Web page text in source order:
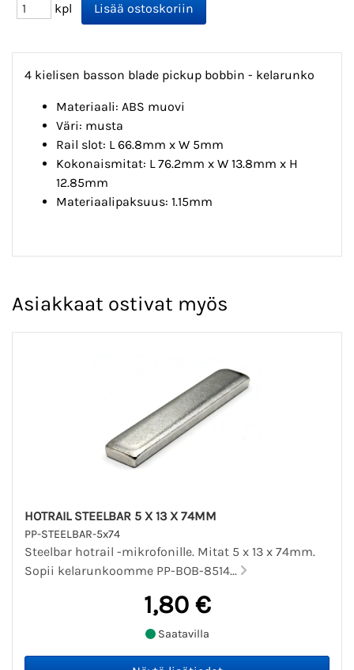
kpl
4 kielisen basson blade pickup bobbin - kelarunko
Materiaali: ABS muovi
Väri: musta
Rail slot: L 66.8mm x W 5mm
Kokonaismitat: L 76.2mm x W 13.8mm x H
12.85mm
Materiaalipaksuus: 1.15mm
Asiakkaat ostivat myös
HOTRAIL STEELBAR 5 X 13 X 74MM
PP-STEELBAR-5x74
Steelbar hotrail -mikrofonille. Mitat 5 x 13 x 74mm.
Sopii kelarunkoomme PP-BOB-8514...
1,80 €
Saatavilla